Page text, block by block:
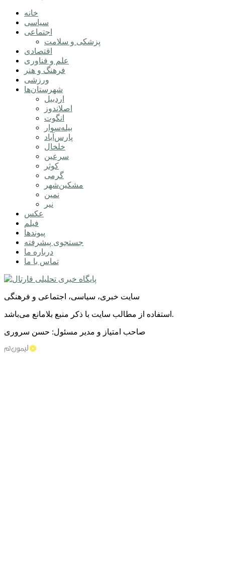
خانه
سیاسی
اجتماعی
پزشکی و سلامت
اقتصادی
علم و فناوری
فرهنگ و هنر
ورزشی
شهرستان‌ها
اردبیل
اصلاندوز
انگوت
بیله‌سوار
پارس‌آباد
خلخال
سرعین
کوثر
گرمی
مشکین‌شهر
نمین
نیر
عکس
فیلم
پیوندها
جستجوی پیشرفته
درباره ما
تماس با ما
سایت خبری، سیاسی، اجتماعی و فرهنگی
استفاده از مطالب سایت با ذکر منبع بلامانع می‌باشد.
صاحب امتیاز و مدیر مسئول: حسن سروری